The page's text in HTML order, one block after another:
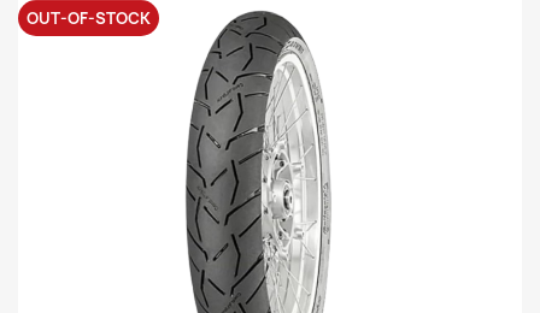
OUT-OF-STOCK